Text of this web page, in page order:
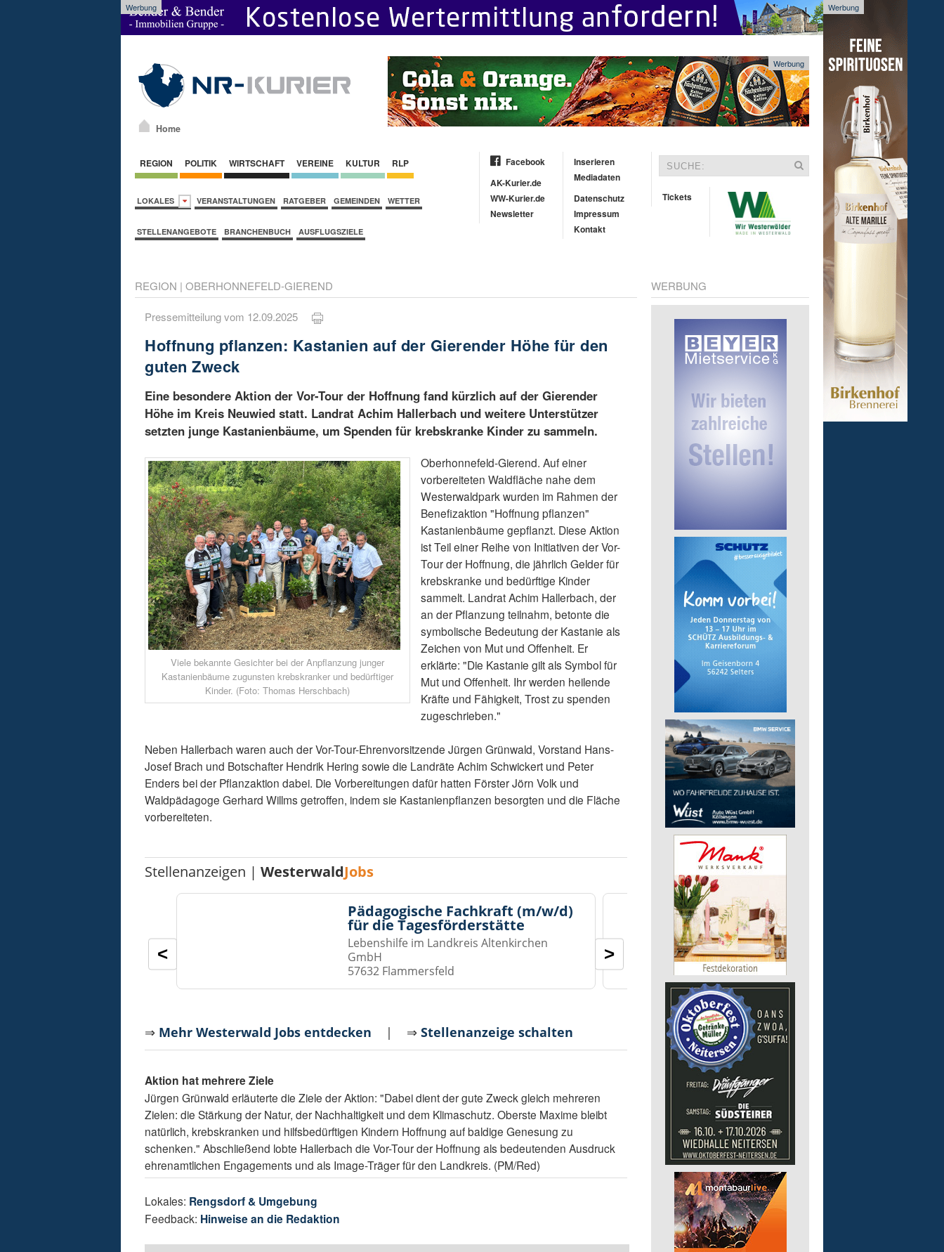
Werbung Werbung
Home
Werbung
REGION POLITIK WIRTSCHAFT VEREINE KULTUR RLP
LOKALES VERANSTALTUNGEN RATGEBER GEMEINDEN WETTER
STELLENANGEBOTE BRANCHENBUCH AUSFLUGSZIELE
Facebook
AK-Kurier.de
WW-Kurier.de
Newsletter
Inserieren
Mediadaten
Datenschutz
Impressum
Kontakt
Tickets
REGION | OBERHONNEFELD-GIEREND
Pressemitteilung vom 12.09.2025
Hoffnung pflanzen: Kastanien auf der Gierender Höhe für den
guten Zweck
Eine besondere Aktion der Vor-Tour der Hoffnung fand kürzlich auf der Gierender
Höhe im Kreis Neuwied statt. Landrat Achim Hallerbach und weitere Unterstützer
setzten junge Kastanienbäume, um Spenden für krebskranke Kinder zu sammeln.
Viele bekannte Gesichter bei der Anpflanzung junger
Kastanienbäume zugunsten krebskranker und bedürftiger
Kinder. (Foto: Thomas Herschbach)
Oberhonnefeld-Gierend. Auf einer
vorbereiteten Waldfläche nahe dem
Westerwaldpark wurden im Rahmen der
Benefizaktion "Hoffnung pflanzen"
Kastanienbäume gepflanzt. Diese Aktion
ist Teil einer Reihe von Initiativen der Vor-
Tour der Hoffnung, die jährlich Gelder für
krebskranke und bedürftige Kinder
sammelt. Landrat Achim Hallerbach, der
an der Pflanzung teilnahm, betonte die
symbolische Bedeutung der Kastanie als
Zeichen von Mut und Offenheit. Er
erklärte: "Die Kastanie gilt als Symbol für
Mut und Offenheit. Ihr werden heilende
Kräfte und Fähigkeit, Trost zu spenden
zugeschrieben."
Neben Hallerbach waren auch der Vor-Tour-Ehrenvorsitzende Jürgen Grünwald, Vorstand Hans-
Josef Brach und Botschafter Hendrik Hering sowie die Landräte Achim Schwickert und Peter
Enders bei der Pflanzaktion dabei. Die Vorbereitungen dafür hatten Förster Jörn Volk und
Waldpädagoge Gerhard Willms getroffen, indem sie Kastanienpflanzen besorgten und die Fläche
vorbereiteten.
Stellenanzeigen |WesterwaldJobs
Pädagogische Fachkraft (m/w/d)
für die Tagesförderstätte
Lebenshilfe im Landkreis Altenkirchen
GmbH
57632 Flammersfeld
Mitarbeiter/-in (m/w/d)
Essensausgabe an
Lebenshilfe im Landkreis
GmbH
< >
⇒ Mehr Westerwald Jobs entdecken | ⇒Stellenanzeige schalten
Aktion hat mehrere Ziele
Jürgen Grünwald erläuterte die Ziele der Aktion: "Dabei dient der gute Zweck gleich mehreren
Zielen: die Stärkung der Natur, der Nachhaltigkeit und dem Klimaschutz. Oberste Maxime bleibt
natürlich, krebskranken und hilfsbedürftigen Kindern Hoffnung auf baldige Genesung zu
schenken." Abschließend lobte Hallerbach die Vor-Tour der Hoffnung als bedeutenden Ausdruck
ehrenamtlichen Engagements und als Image-Träger für den Landkreis. (PM/Red)
Lokales: Rengsdorf & Umgebung
Feedback: Hinweise an die Redaktion
WERBUNG